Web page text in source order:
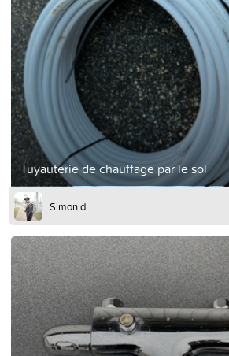
Tuyauterie de chauffage par le sol
Simon d